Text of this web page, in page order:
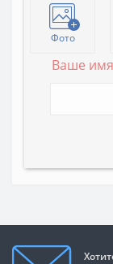
Фото
Ваше имя